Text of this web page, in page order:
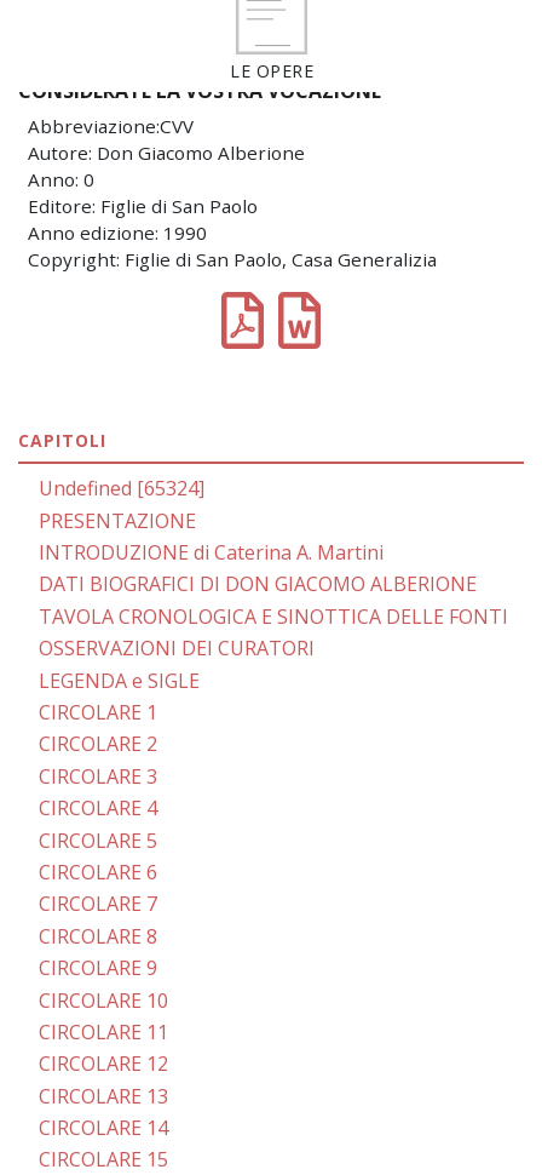
LE OPERE
CONSIDERATE LA VOSTRA VOCAZIONE
Abbreviazione:CVV
Autore: Don Giacomo Alberione
Anno: 0
Editore: Figlie di San Paolo
Anno edizione: 1990
Copyright: Figlie di San Paolo, Casa Generalizia
CAPITOLI
Undefined [65324]
PRESENTAZIONE
INTRODUZIONE di Caterina A. Martini
DATI BIOGRAFICI DI DON GIACOMO ALBERIONE
TAVOLA CRONOLOGICA E SINOTTICA DELLE FONTI
OSSERVAZIONI DEI CURATORI
LEGENDA e SIGLE
CIRCOLARE 1
CIRCOLARE 2
CIRCOLARE 3
CIRCOLARE 4
CIRCOLARE 5
CIRCOLARE 6
CIRCOLARE 7
CIRCOLARE 8
CIRCOLARE 9
CIRCOLARE 10
CIRCOLARE 11
CIRCOLARE 12
CIRCOLARE 13
CIRCOLARE 14
CIRCOLARE 15